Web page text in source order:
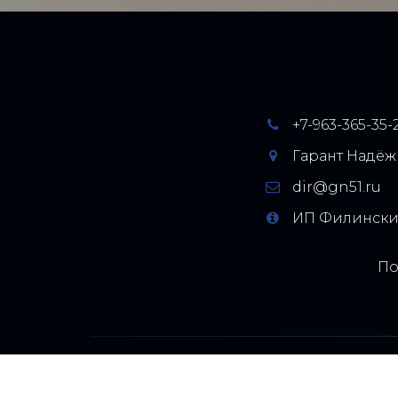
+7-963-365-35-
Гарант
dir@gn51.ru
ИП